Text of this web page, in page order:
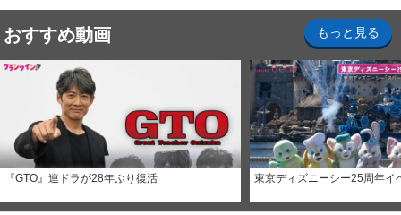
おすすめ動画 もっと見る
『GTO』連ドラが28年ぶり復活 東京ディズニーシー25周年イ